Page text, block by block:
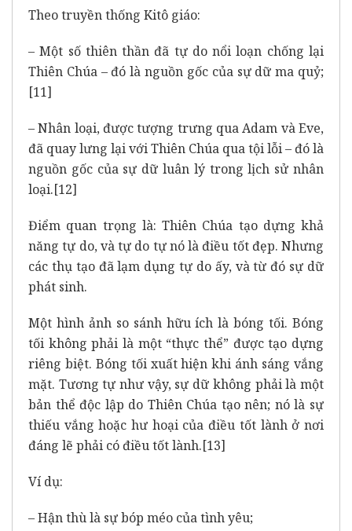
Theo truyền thống Kitô giáo:
– Một số thiên thần đã tự do nổi loạn chống lại
Thiên Chúa – đó là nguồn gốc của sự dữ ma quỷ;
[11]
– Nhân loại, được tượng trưng qua Adam và Eve,
đã quay lưng lại với Thiên Chúa qua tội lỗi – đó là
nguồn gốc của sự dữ luân lý trong lịch sử nhân
loại.[12]
Điểm quan trọng là: Thiên Chúa tạo dựng khả
năng tự do, và tự do tự nó là điều tốt đẹp. Nhưng
các thụ tạo đã lạm dụng tự do ấy, và từ đó sự dữ
phát sinh.
Một hình ảnh so sánh hữu ích là bóng tối. Bóng
tối không phải là một “thực thể” được tạo dựng
riêng biệt. Bóng tối xuất hiện khi ánh sáng vắng
mặt. Tương tự như vậy, sự dữ không phải là một
bản thể độc lập do Thiên Chúa tạo nên; nó là sự
thiếu vắng hoặc hư hoại của điều tốt lành ở nơi
đáng lẽ phải có điều tốt lành.[13]
Ví dụ:
– Hận thù là sự bóp méo của tình yêu;